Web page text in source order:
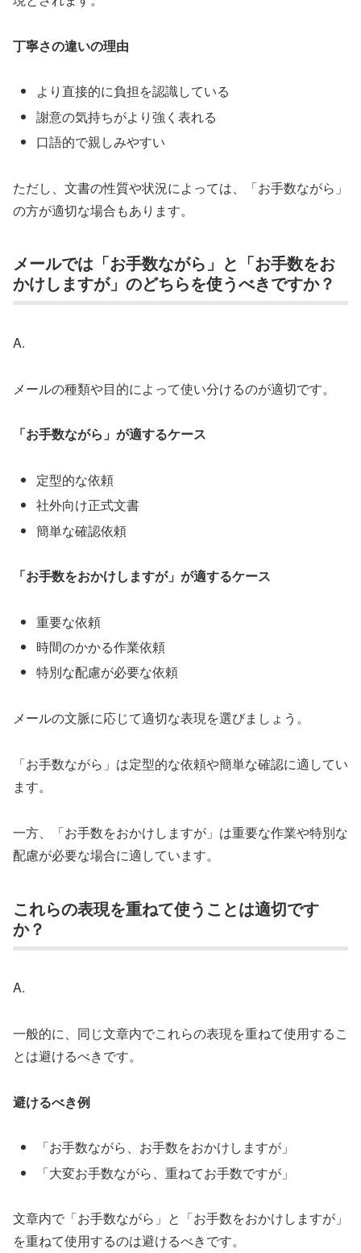
丁寧さの違いの理由
より直接的に負担を認識している
謝意の気持ちがより強く表れる
口語的で親しみやすい
ただし、文書の性質や状況によっては、「お手数ながら」
の方が適切な場合もあります。
メールでは「お手数ながら」と「お手数をお
かけしますが」のどちらを使うべきですか？
A.
メールの種類や目的によって使い分けるのが適切です。
「お手数ながら」が適するケース
定型的な依頼
社外向け正式文書
簡単な確認依頼
「お手数をおかけしますが」が適するケース
重要な依頼
時間のかかる作業依頼
特別な配慮が必要な依頼
メールの文脈に応じて適切な表現を選びましょう。
「お手数ながら」は定型的な依頼や簡単な確認に適してい
ます。
一方、「お手数をおかけしますが」は重要な作業や特別な
配慮が必要な場合に適しています。
これらの表現を重ねて使うことは適切です
か？
A.
一般的に、同じ文章内でこれらの表現を重ねて使用するこ
とは避けるべきです。
避けるべき例
「お手数ながら、お手数をおかけしますが」
「大変お手数ながら、重ねてお手数ですが」
文章内で「お手数ながら」と「お手数をおかけしますが」
を重ねて使用するのは避けるべきです。